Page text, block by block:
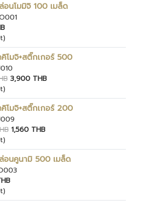
อนโมมิจิ 100 เมล็ด
โมจิ+สติ๊กเกอร์ 500
3,900 THB
โมจิ+สติ๊กเกอร์ 200
1,560 THB
อนคูนามิ 500 เมล็ด